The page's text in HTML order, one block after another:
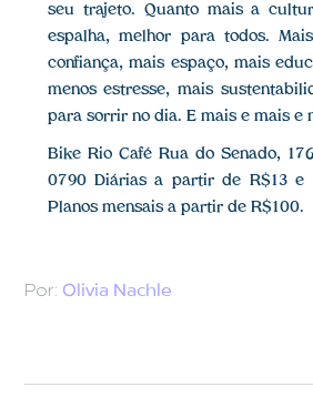
seu trajeto. Quanto mais a
espalha, melhor para todos.
confiança, mais espaço, mais
menos estresse, mais
para sorrir no dia. E mais e mais e
Bike Rio Café Rua do Senado,
0790 Diárias a partir de R$13 e
Planos mensais a partir de R$100.
Olivia Nachle
Por: